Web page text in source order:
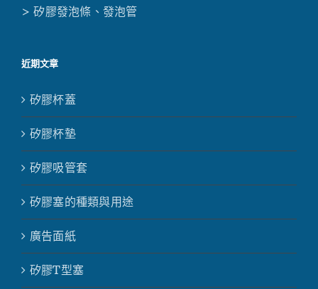
> 矽膠發泡條、發泡管
近期文章
矽膠杯蓋
矽膠杯墊
矽膠吸管套
矽膠塞的種類與用途
廣告面紙
矽膠T型塞